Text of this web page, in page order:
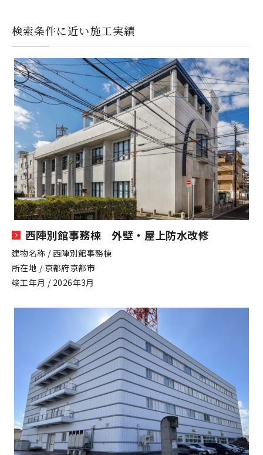
検索条件に近い施工実績
西陣別館事務棟 外壁・屋上防水改修
建物名称 / 西陣別館事務棟
所在地 / 京都府京都市
竣工年月 / 2026年3月